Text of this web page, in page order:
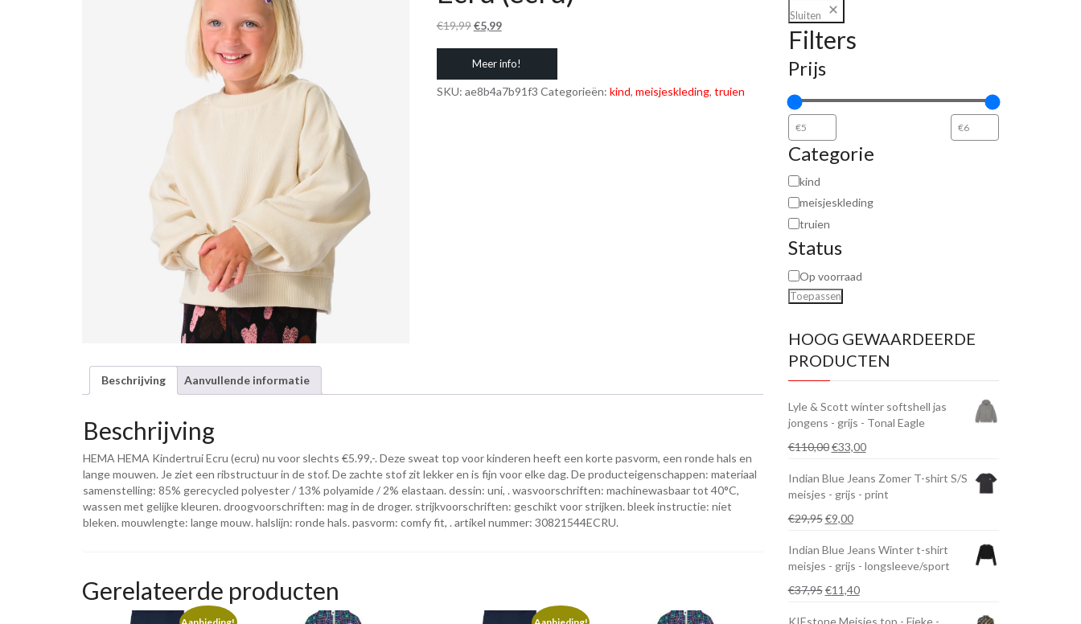
€19,99Oorspronkelijke
prijs
was:
€19,99.
€5,99Huidige
prijs
is:
€5,99.
Meer info!
SKU: ae8b4a7b91f3 Categorieën: kind, meisjeskleding, truien
Beschrijving Aanvullende informatie
Beschrijving
HEMA HEMA Kindertrui Ecru (ecru) nu voor slechts €5.99,-. Deze sweat top voor kinderen heeft een korte pasvorm, een ronde hals en
lange mouwen. Je ziet een ribstructuur in de stof. De zachte stof zit lekker en is fijn voor elke dag. De producteigenschappen: materiaal
samenstelling: 85% gerecycled polyester / 13% polyamide / 2% elastaan. dessin: uni, . wasvoorschriften: machinewasbaar tot 40°C,
wassen met gelijke kleuren. droogvoorschriften: mag in de droger. strijkvoorschriften: geschikt voor strijken. bleek instructie: niet
bleken. mouwlengte: lange mouw. halslijn: ronde hals. pasvorm: comfy fit, . artikel nummer: 30821544ECRU.
Gerelateerde producten
Sluiten
Filters
Prijs
Categorie
kind
meisjeskleding
truien
Status
Op voorraad
Toepassen
HOOG GEWAARDEERDE
PRODUCTEN
Lyle & Scott winter softshell jas
jongens - grijs - Tonal Eagle
€110,00 Oorspronkelijke
was:
€110,00.
€33,00Huidige
is:
€33,00.
Indian Blue Jeans Zomer T-shirt S/S
meisjes - grijs - print
€29,95 Oorspronkelijke
was:
€29,95.
€9,00Huidige
is:
€9,00.
Indian Blue Jeans Winter t-shirt
meisjes - grijs - longsleeve/sport
€37,95 Oorspronkelijke
was:
€11,40Huidige
is:
KIEstone Meisjes top - Fieke -